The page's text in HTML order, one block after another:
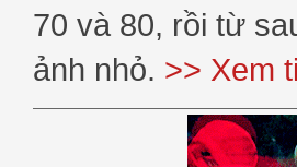
70 và 80, rồi từ
ảnh nhỏ. >> Xem